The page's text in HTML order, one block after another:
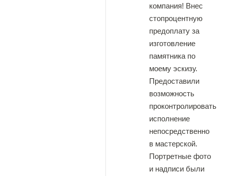
компания! Внес
стопроцентную
предоплату за
изготовление
памятника по
моему эскизу.
Предоставили
возможность
проконтролировать
исполнение
непосредственно
в мастерской.
Портретные фото
и надписи были